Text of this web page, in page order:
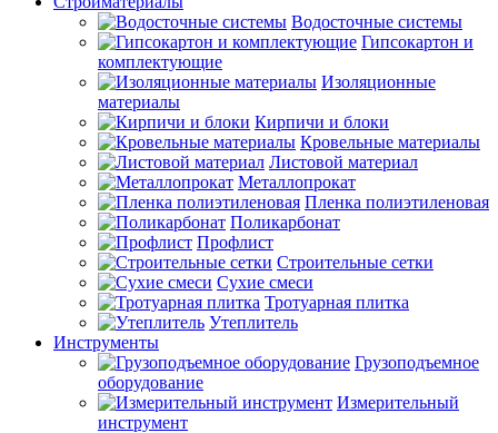
Водосточные системы
Гипсокартон и
комплектующие
Изоляционные
материалы
Кирпичи и блоки
Кровельные материалы
Листовой материал
Металлопрокат
Пленка полиэтиленовая
Поликарбонат
Профлист
Строительные сетки
Сухие смеси
Тротуарная плитка
Утеплитель
Инструменты
Грузоподъемное
оборудование
Измерительный
инструмент